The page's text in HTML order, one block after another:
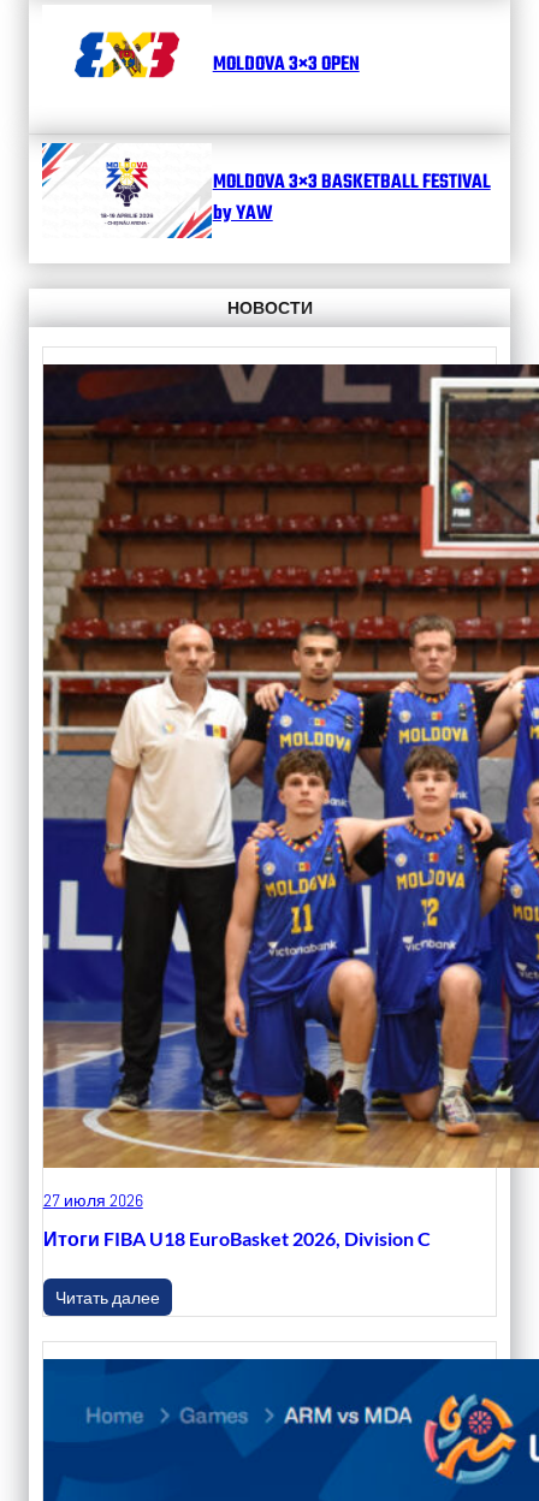
MOLDOVA 3×3 OPEN
MOLDOVA 3×3 BASKETBALL FESTIVAL
by YAW
НОВОСТИ
27 июля 2026
Итоги FIBA U18 EuroBasket 2026, Division C
Читать далее